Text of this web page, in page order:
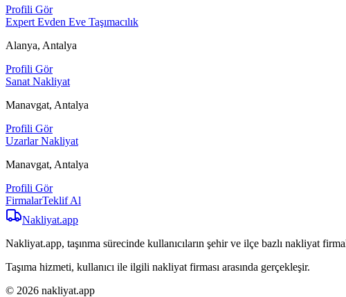
Profili Gör
Expert Evden Eve Taşımacılık
Alanya, Antalya
Profili Gör
Sanat Nakliyat
Manavgat, Antalya
Profili Gör
Uzarlar Nakliyat
Manavgat, Antalya
Profili Gör
FirmalarTeklif Al
Nakliyat.app
Nakliyat.app, taşınma sürecinde kullanıcıların şehir ve ilçe bazlı nakliyat
Taşıma hizmeti, kullanıcı ile ilgili nakliyat firması arasında gerçekleşir.
© 2026 nakliyat.app